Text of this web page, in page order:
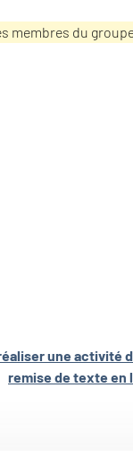
membres du
une activité
remise de texte en